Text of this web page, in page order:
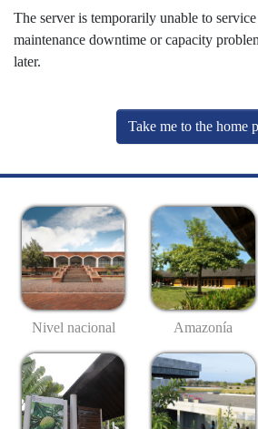
The server is temporarily unable to
maintenance downtime or capacity
later.
Take me to the home
Nivel nacional Amazonía